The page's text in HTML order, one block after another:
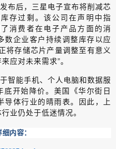
布后，三星电子宣布将削减芯
存过剩。该公司在声明中指
消费者在电子产品方面的消
数企业客户持续调整库存以应
将存储芯片产量调整至有意义
应对未来需求”。
智能手机、个人电脑和数据服
开始降价。美国《华尔街日
导体行业的晴雨表。因此，上
业仍处于低迷情况。
内容：